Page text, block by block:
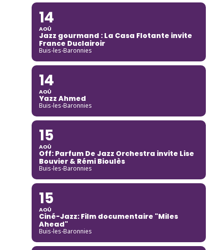
14
AOÛ
Jazz gourmand : La Casa Flotante invite
France Duclairoir
Buis-les-Baronnies
14
AOÛ
Yazz Ahmed
Buis-les-Baronnies
15
AOÛ
Off: Parfum De Jazz Orchestra invite Lise
Bouvier & Rémi Bioulès
Buis-les-Baronnies
15
AOÛ
Ciné-Jazz: Film documentaire "Miles
Ahead"
Buis-les-Baronnies